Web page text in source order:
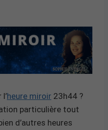
heure miroir 23h44 ?
particulière tout
d’autres heures